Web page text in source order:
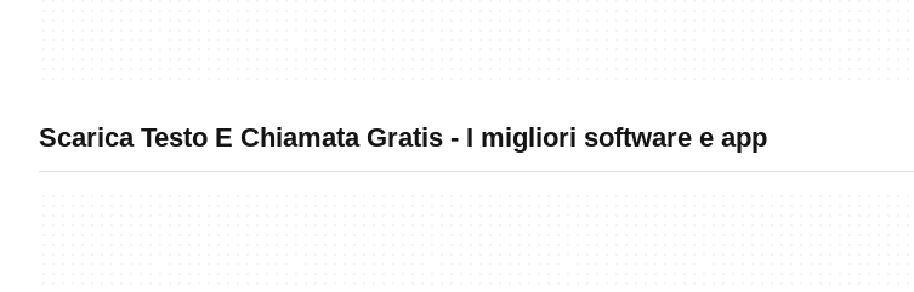
Scarica Testo E Chiamata Gratis - I migliori software e app